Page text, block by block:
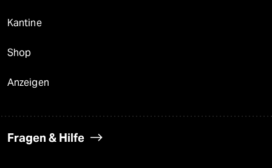
Kantine
Shop
Anzeigen
Fragen & Hilfe